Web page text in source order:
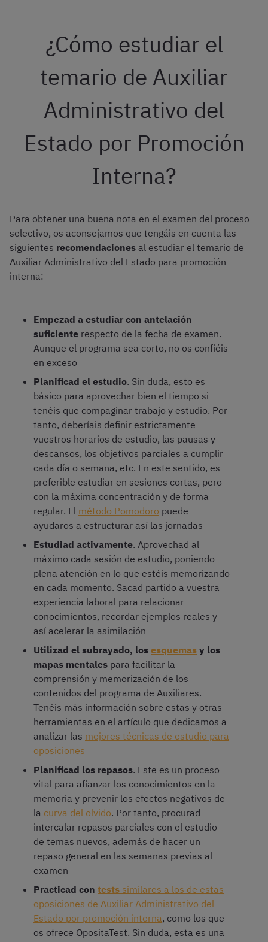
¿Cómo estudiar el
temario de Auxiliar
Administrativo del
Estado por Promoción
Interna?
Para obtener una buena nota en el examen del proceso
selectivo, os aconsejamos que tengáis en cuenta las
siguientes recomendaciones al estudiar el temario de
Auxiliar Administrativo del Estado para promoción
interna:
Empezad a estudiar con antelación
suficiente respecto de la fecha de examen.
Aunque el programa sea corto, no os confiéis
en exceso
Planificad el estudio. Sin duda, esto es
básico para aprovechar bien el tiempo si
tenéis que compaginar trabajo y estudio. Por
tanto, deberíais definir estrictamente
vuestros horarios de estudio, las pausas y
descansos, los objetivos parciales a cumplir
cada día o semana, etc. En este sentido, es
preferible estudiar en sesiones cortas, pero
con la máxima concentración y de forma
regular. El método Pomodoro puede
ayudaros a estructurar así las jornadas
Estudiad activamente. Aprovechad al
máximo cada sesión de estudio, poniendo
plena atención en lo que estéis memorizando
en cada momento. Sacad partido a vuestra
experiencia laboral para relacionar
conocimientos, recordar ejemplos reales y
así acelerar la asimilación
Utilizad el subrayado, los esquemas y los
mapas mentales para facilitar la
comprensión y memorización de los
contenidos del programa de Auxiliares.
Tenéis más información sobre estas y otras
herramientas en el artículo que dedicamos a
analizar las mejores técnicas de estudio para
oposiciones
Planificad los repasos. Este es un proceso
vital para afianzar los conocimientos en la
memoria y prevenir los efectos negativos de
la curva del olvido. Por tanto, procurad
intercalar repasos parciales con el estudio
de temas nuevos, además de hacer un
repaso general en las semanas previas al
examen
Practicad con tests similares a los de estas
oposiciones de Auxiliar Administrativo del
Estado por promoción interna, como los que
os ofrece OpositaTest. Sin duda, esta es una